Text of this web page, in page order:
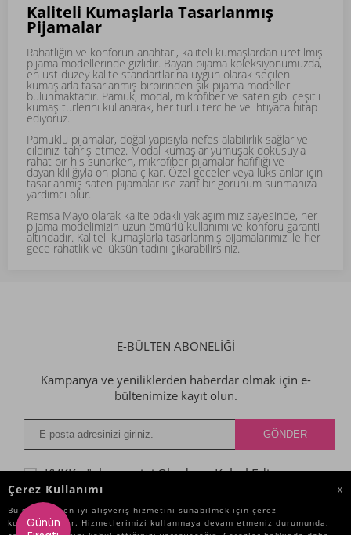
Kaliteli Kumaşlarla Tasarlanmış
Pijamalar
Rahatlığın ve konforun anahtarı, kaliteli kumaşlardan üretilmiş
pijama modellerinde gizlidir. Bayan pijama koleksiyonumuzda,
en üst düzey kalite standartlarına uygun olarak seçilen
kumaşlarla tasarlanmış birbirinden şık pijama modelleri
bulunmaktadır. Pamuk, modal, mikrofiber ve saten gibi çeşitli
kumaş türlerini kullanarak, her türlü tercihe ve ihtiyaca hitap
ediyoruz.
Pamuklu pijamalar, doğal yapısıyla nefes alabilirlik sağlar ve
cildinizi tahriş etmez. Modal kumaşlar yumuşak dokusuyla
rahat bir his sunarken, mikrofiber pijamalar hafifliği ve
dayanıklılığıyla ön plana çıkar. Özel geceler veya lüks anlar için
tasarlanmış saten pijamalar ise zarif bir görünüm sunmanıza
yardımcı olur.
Remsa Mayo olarak kalite odaklı yaklaşımımız sayesinde, her
pijama modelimizin uzun ömürlü kullanımı ve konforu garanti
altındadır. Kaliteli kumaşlarla tasarlanmış pijamalarımız ile her
gece rahatlık ve lüksün tadını çıkarabilirsiniz.
E-BÜLTEN ABONELİĞİ
Kampanya ve yeniliklerden haberdar olmak için e-
bültenimize kayıt olun.
KVKK sözleşmesiniOkudum, Kabul Ediyorum.
Çerez Kullanımı
X
Bu site size en iyi alışveriş hizmetini sunabilmek için çerez
kullanmaktadır. Hizmetlerimizi kullanmaya devam etmeniz durumunda,
Günün